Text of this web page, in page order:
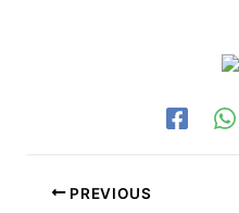
PREVIOUS